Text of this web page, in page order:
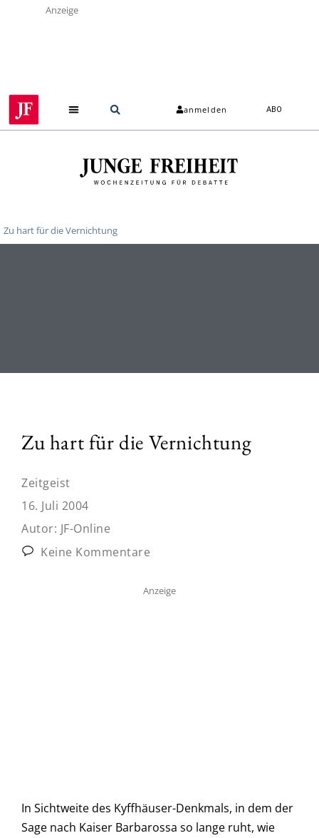
Anzeige
anmelden ABO
Zu hart für die Vernichtung
Zu hart für die Vernichtung
Zeitgeist
16. Juli 2004
Autor: JF-Online
Keine Kommentare
Anzeige
In Sichtweite des Kyffhäuser-Denkmals, in dem der
Sage nach Kaiser Barbarossa so lange ruht, wie